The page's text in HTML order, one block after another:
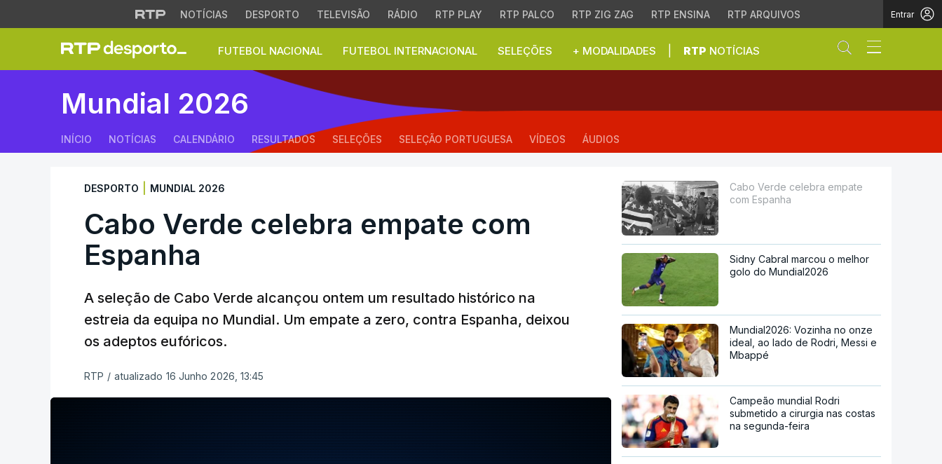
NOTÍCIAS DESPORTO TELEVISÃO RÁDIO RTP PLAY RTP PALCO RTP ZIG ZAG RTP ENSINA RTP ARQUIVOS Entrar
FUTEBOL NACIONAL FUTEBOL INTERNACIONAL SELEÇÕES + MODALIDADES RTP NOTÍCIAS Abrir campo
Cabo Verde celebra empate com Espanha
Mundial 2026
INÍCIO NOTÍCIAS CALENDÁRIO RESULTADOS SELEÇÕES SELEÇÃO PORTUGUESA VÍDEOS ÁUDIOS
DESPORTO MUNDIAL 2026
Cabo Verde celebra empate com
Espanha
A seleção de Cabo Verde alcançou ontem um resultado histórico na
estreia da equipa no Mundial. Um empate a zero, contra Espanha, deixou
os adeptos eufóricos.
RTP / atualizado 16 Junho 2026, 13:45
Cabo Verde celebra empate
com Espanha
Sidny Cabral marcou o melhor
golo do Mundial2026
Mundial2026: Vozinha no onze
ideal, ao lado de Rodri, Messi e
Mbappé
Campeão mundial Rodri
submetido a cirurgia nas costas
na segunda-feira